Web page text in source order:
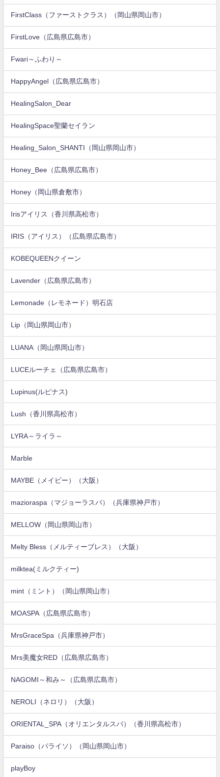
FirstClass（ファーストクラス）（岡山県岡山市）
FirstLove（広島県広島市）
Fwari～ふわり～
HappyAngel（広島県広島市）
HealingSalon_Dear
HealingSpace聖蘭セイラン
Healing_Salon_SHANTI（岡山県岡山市）
Honey_Bee（広島県広島市）
Honey（岡山県倉敷市）
Irisアイリス（香川県高松市）
IRIS（アイリス）（広島県広島市）
KOBEQUEENクイーン
Lavender（広島県広島市）
Lemonade（レモネード）明石店
Lip（岡山県岡山市）
LUANA（岡山県岡山市）
LUCEルーチェ（広島県広島市）
Lupinus(ルピナス)
Lush（香川県高松市）
LYRA～ライラ～
Marble
MAYBE（メイビー）（大阪）
mazioraspa（マジョーラスパ）（兵庫県神戸市）
MELLOW（岡山県岡山市）
Melty Bless（メルティーブレス）（大阪）
milktea(ミルクティー)
mint（ミント）（岡山県岡山市）
MOASPA（広島県広島市）
MrsGraceSpa（兵庫県神戸市）
Mrs美魔女RED（広島県広島市）
NAGOMI～和み～（広島県広島市）
NEROLI（ネロリ）（大阪）
ORIENTAL_SPA（オリエンタルスパ）（香川県高松市）
Paraiso（パライソ）（岡山県岡山市）
playBoy